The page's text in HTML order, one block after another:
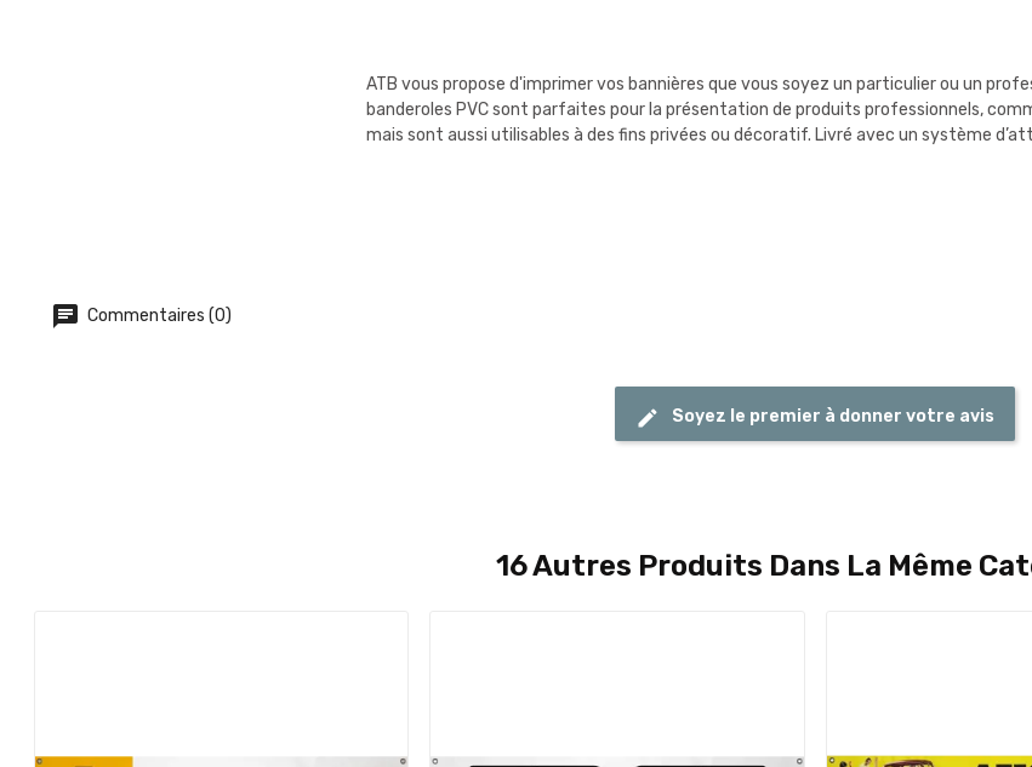
ATB vous propose d'imprimer vos bannières que vous soyez un particulier ou un
banderoles PVC sont parfaites pour la présentation de produits professionnels,
mais sont aussi utilisables à des fins privées ou décoratif. Livré avec un système
Commentaires (0)
Soyez le premier à donner votre avis
16 Autres Produits Dans La Même